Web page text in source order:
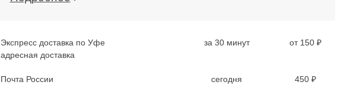
Экспресс доставка по Уфе
адресная доставка
за 30 минут от 150 ₽
Почта России сегодня 450 ₽